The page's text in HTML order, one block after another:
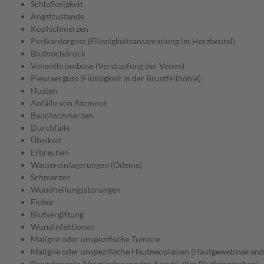
Schlaflosigkeit
Angstzustände
Kopfschmerzen
Perikarderguss (Flüssigkeitsansammlung im Herzbeutel)
Bluthochdruck
Venenthrombose (Verstopfung der Venen)
Pleuraerguss (Flüssigkeit in der Brustfellhöhle)
Husten
Anfälle von Atemnot
Bauchschmerzen
Durchfälle
Übelkeit
Erbrechen
Wassereinlagerungen (Ödeme)
Schmerzen
Wundheilungsstörungen
Fieber
Blutvergiftung
Wundinfektionen
Maligne oder unspezifische Tumore
Maligne oder unspezifische Hautneoplasien